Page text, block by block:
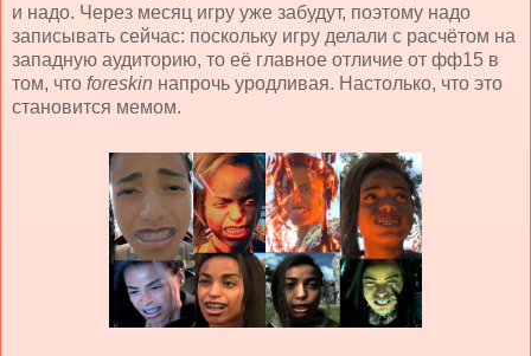
и надо. Через месяц игру уже забудут, поэтому надо
записывать сейчас: поскольку игру делали с расчётом на
западную аудиторию, то её главное отличие от фф15 в
том, что foreskin напрочь уродливая. Настолько, что это
становится мемом.